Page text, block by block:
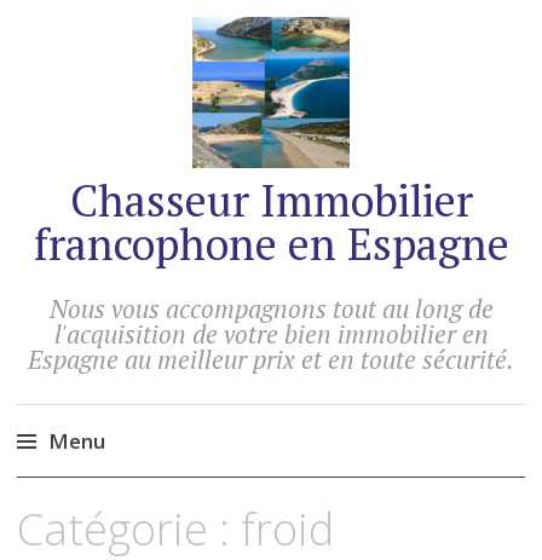
Chasseur Immobilier
francophone en Espagne
Nous vous accompagnons tout au long de
l'acquisition de votre bien immobilier en
Espagne au meilleur prix et en toute sécurité.
Menu
au
Catégorie : froid